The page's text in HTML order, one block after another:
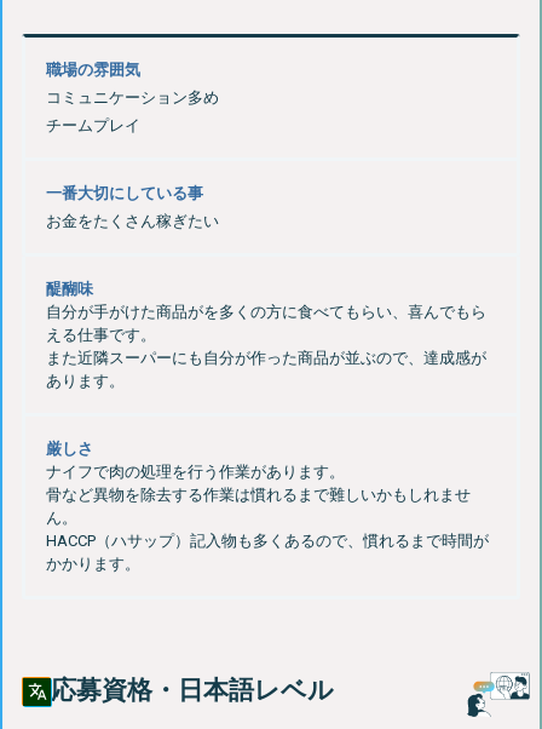
職場の雰囲気
コミュニケーション多め
チームプレイ
一番大切にしている事
お金をたくさん稼ぎたい
醍醐味
自分が手がけた商品がを多くの方に食べてもらい、喜んでもら
える仕事です。
また近隣スーパーにも自分が作った商品が並ぶので、達成感が
厳しさ
ナイフで肉の処理を行う作業があります。
骨など異物を除去する作業は慣れるまで難しいかもしれませ
ん。
HACCP（ハサップ）記入物も多くあるので、慣れるまで時間が
応募資格・日本語レベル